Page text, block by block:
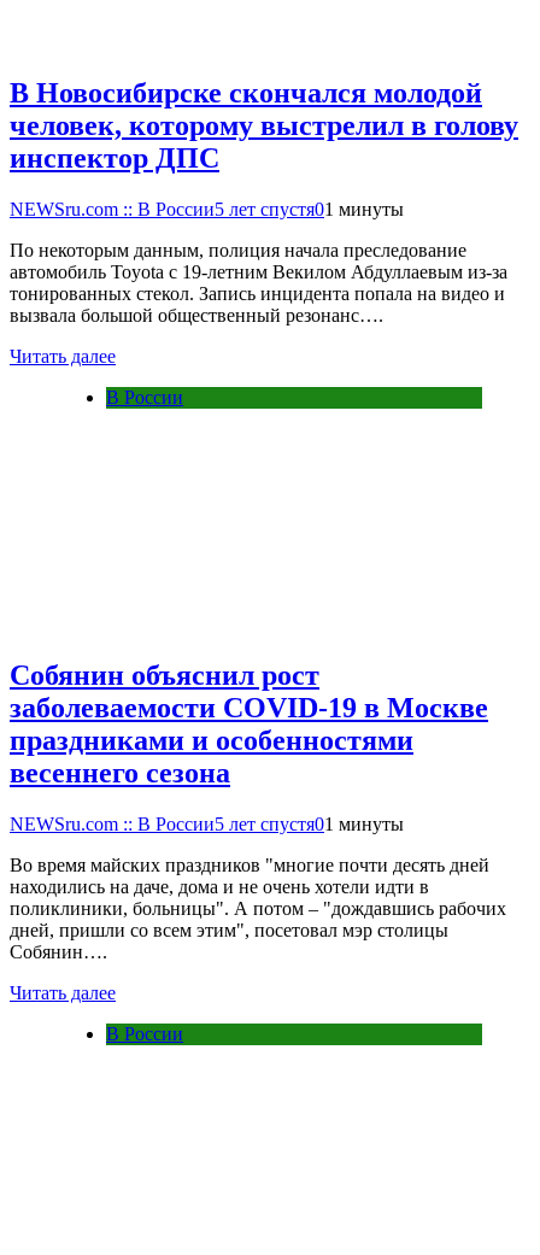
В Новосибирске скончался молодой
человек, которому выстрелил в голову
инспектор ДПС
NEWSru.com :: В России5 лет спустя01 минуты
По некоторым данным, полиция начала преследование
автомобиль Toyota с 19-летним Векилом Абдуллаевым из-за
тонированных стекол. Запись инцидента попала на видео и
вызвала большой общественный резонанс….
Читать далее
В России
Собянин объяснил рост
заболеваемости COVID-19 в Москве
праздниками и особенностями
весеннего сезона
NEWSru.com :: В России5 лет спустя01 минуты
Во время майских праздников "многие почти десять дней
находились на даче, дома и не очень хотели идти в
поликлиники, больницы". А потом – "дождавшись рабочих
дней, пришли со всем этим", посетовал мэр столицы
Собянин….
Читать далее
В России